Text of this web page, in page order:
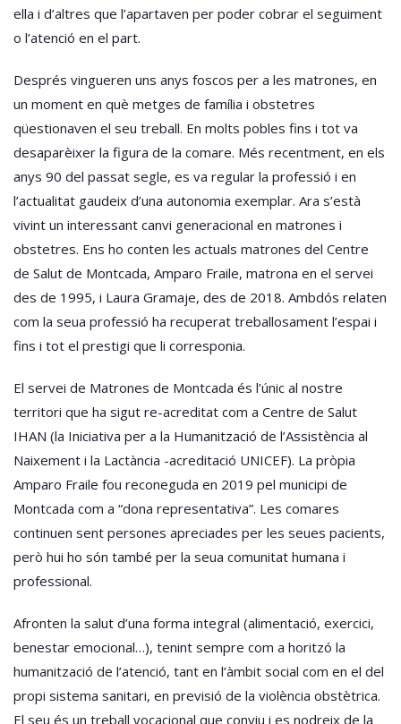
ella i d’altres que l’apartaven per poder cobrar el seguiment
o l’atenció en el part.
Després vingueren uns anys foscos per a les matrones, en
un moment en què metges de família i obstetres
qüestionaven el seu treball. En molts pobles fins i tot va
desaparèixer la figura de la comare. Més recentment, en els
anys 90 del passat segle, es va regular la professió i en
l’actualitat gaudeix d’una autonomia exemplar. Ara s’està
vivint un interessant canvi generacional en matrones i
obstetres. Ens ho conten les actuals matrones del Centre
de Salut de Montcada, Amparo Fraile, matrona en el servei
des de 1995, i Laura Gramaje, des de 2018. Ambdós relaten
com la seua professió ha recuperat treballosament l’espai i
fins i tot el prestigi que li corresponia.
El servei de Matrones de Montcada és l’únic al nostre
territori que ha sigut re-acreditat com a Centre de Salut
IHAN (la Iniciativa per a la Humanització de l’Assistència al
Naixement i la Lactància -acreditació UNICEF). La pròpia
Amparo Fraile fou reconeguda en 2019 pel municipi de
Montcada com a “dona representativa”. Les comares
continuen sent persones apreciades per les seues pacients,
però hui ho són també per la seua comunitat humana i
professional.
Afronten la salut d’una forma integral (alimentació, exercici,
benestar emocional…), tenint sempre com a horitzó la
humanització de l’atenció, tant en l’àmbit social com en el del
propi sistema sanitari, en previsió de la violència obstètrica.
El seu és un treball vocacional que conviu i es nodreix de la